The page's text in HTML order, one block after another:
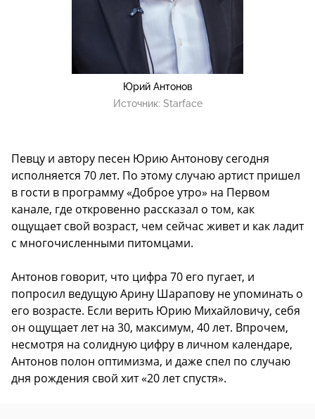
Юрий Антонов
Источник: Starface
Певцу и автору песен Юрию Антонову сегодня
исполняется 70 лет. По этому случаю артист пришел
в гости в программу «Доброе утро» на Первом
канале, где откровенно рассказал о том, как
ощущает свой возраст, чем сейчас живет и как ладит
с многочисленными питомцами.
Антонов говорит, что цифра 70 его пугает, и
попросил ведущую Арину Шарапову не упоминать о
его возрасте. Если верить Юрию Михайловичу, себя
он ощущает лет на 30, максимум, 40 лет. Впрочем,
несмотря на солидную цифру в личном календаре,
Антонов полон оптимизма, и даже спел по случаю
дня рождения свой хит «20 лет спустя».